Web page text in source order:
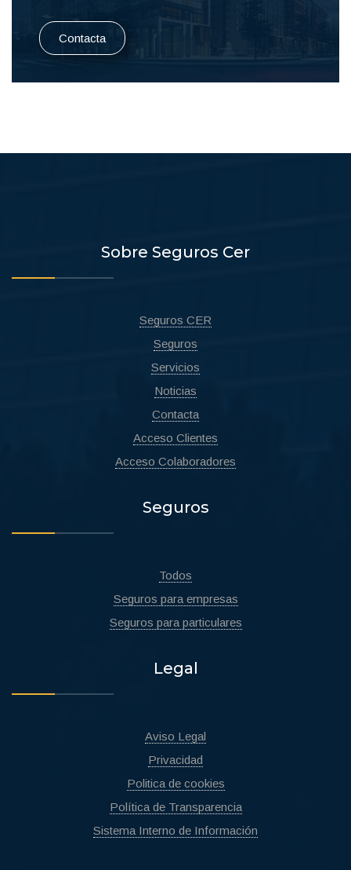
Contacta
Sobre Seguros Cer
Seguros CER
Seguros
Servicios
Noticias
Contacta
Acceso Clientes
Acceso Colaboradores
Seguros
Todos
Seguros para empresas
Seguros para particulares
Legal
Aviso Legal
Privacidad
Politica de cookies
Política de Transparencia
Sistema Interno de Información